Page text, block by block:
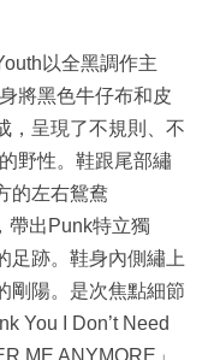
以全黑調作主
將黑色牛仔布和皮
，呈現了不規則、不
野性。鞋跟尾部繡
的左右鴛鴦
帶出Punk特立獨
足跡。鞋身內側繡上
剛陽。是次焦點細節
You I Don’t Need